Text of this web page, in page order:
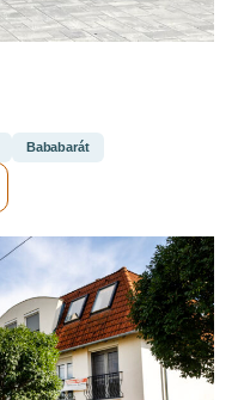
Bababarát